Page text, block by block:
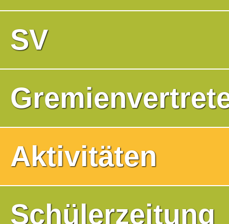
SV
Aktivitäten
Schülerzeitung